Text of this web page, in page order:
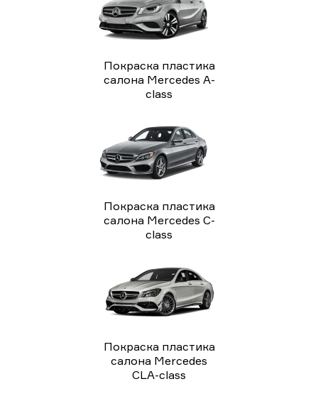
Покраска пластика
салона Mercedes A-
class
Покраска пластика
салона Mercedes C-
class
Покраска пластика
салона Mercedes
CLA-class